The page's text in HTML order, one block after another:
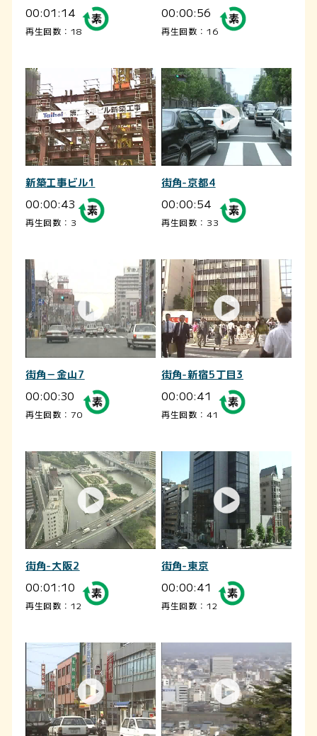
00:01:14
再生回数：18
00:00:56
再生回数：16
新築工事ビル1
00:00:43
再生回数：3
街角-京都4
00:00:54
再生回数：33
街角－金山7
00:00:30
再生回数：70
街角-新宿5丁目3
00:00:41
再生回数：41
街角-大阪2
00:01:10
再生回数：12
街角-東京
00:00:41
再生回数：12